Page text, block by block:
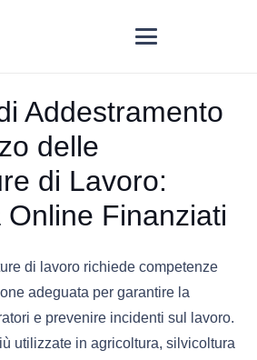
Addestramento
delle
di Lavoro:
Online Finanziati
di lavoro richiede competenze
adeguata per garantire la
e prevenire incidenti sul lavoro.
utilizzate in agricoltura, silvicoltura